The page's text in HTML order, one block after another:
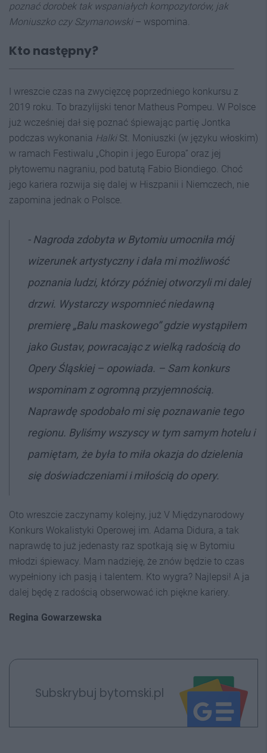
poznać dorobek tak wspaniałych kompozytorów, jak
Moniuszko czy Szymanowski– wspomina.
Kto następny?
I wreszcie czas na zwycięzcę poprzedniego konkursu z
2019 roku. To brazylijski tenor Matheus Pompeu. W Polsce
już wcześniej dał się poznać śpiewając partię Jontka
podczas wykonania HalkiSt. Moniuszki (w języku włoskim)
w ramach Festiwalu „Chopin i jego Europa” oraz jej
płytowemu nagraniu, pod batutą Fabio Biondiego. Choć
jego kariera rozwija się dalej w Hiszpanii i Niemczech, nie
zapomina jednak o Polsce.
- Nagroda zdobyta w Bytomiu umocniła mój
wizerunek artystyczny i dała mi możliwość
poznania ludzi, którzy później otworzyli mi dalej
drzwi. Wystarczy wspomnieć niedawną
premierę „Balu maskowego” gdzie wystąpiłem
jako Gustav, powracając z wielką radością do
Opery Śląskiej– opowiada. – Sam konkurs
wspominam z ogromną przyjemnością.
Naprawdę spodobało mi się poznawanie tego
regionu. Byliśmy wszyscy w tym samym hotelu i
pamiętam, że była to miła okazja do dzielenia
się doświadczeniami i miłością do opery.
Oto wreszcie zaczynamy kolejny, już V Międzynarodowy
Konkurs Wokalistyki Operowej im. Adama Didura, a tak
naprawdę to już jedenasty raz spotkają się w Bytomiu
młodzi śpiewacy. Mam nadzieję, że znów będzie to czas
wypełniony ich pasją i talentem. Kto wygra? Najlepsi! A ja
dalej będę z radością obserwować ich piękne kariery.
Regina Gowarzewska
Subskrybuj bytomski.pl